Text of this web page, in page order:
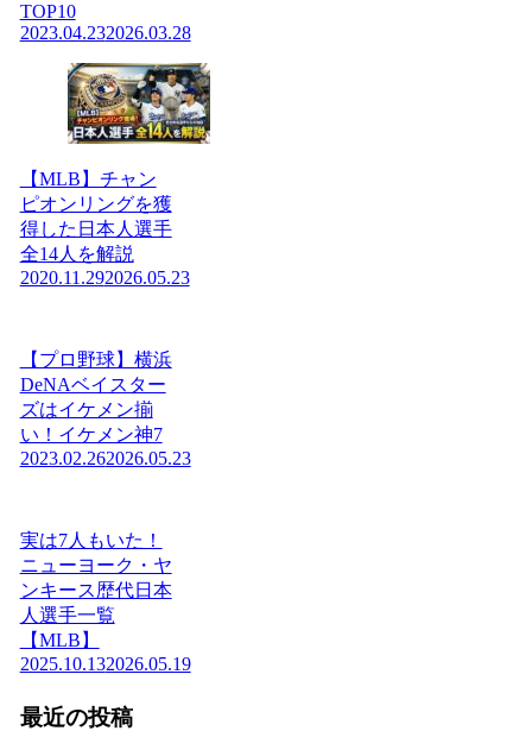
TOP10
2023.04.232026.03.28
【MLB】チャン
ピオンリングを獲
得した日本人選手
全14人を解説
2020.11.292026.05.23
【プロ野球】横浜
DeNAベイスター
ズはイケメン揃
い！イケメン神7
2023.02.262026.05.23
実は7人もいた！
ニューヨーク・ヤ
ンキース歴代日本
人選手一覧
【MLB】
2025.10.132026.05.19
最近の投稿